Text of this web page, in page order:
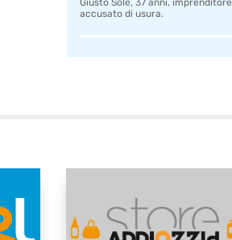
Giusto Sole, 37 anni, imprenditore
accusato di usura.